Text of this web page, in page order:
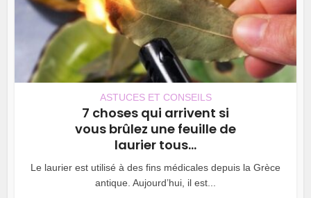
ASTUCES ET CONSEILS
7 choses qui arrivent si
vous brûlez une feuille de
laurier tous...
Le laurier est utilisé à des fins médicales depuis la Grèce
antique. Aujourd’hui, il est...